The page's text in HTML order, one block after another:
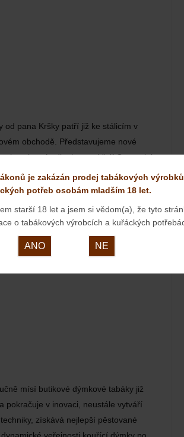
od pana Kršky patří již ke stálicím v
obchodě. Představujeme nové
ale asi u nás dlouho neohřejí.O tom, jak
zákazníci dostanou popsal pan Krška
Deník.cz:
mísí butikové dýmkové tabáky již
pokračuje v inovaci, neustále vytváří
získává nejlepší pěstované
je zakázán prodej tabákových
potřeb osobám mladším 18 let.
starší 18 let a jsem si vědom(a), že tyto
o tabákových výrobcích a kuřáckých
ANO NE